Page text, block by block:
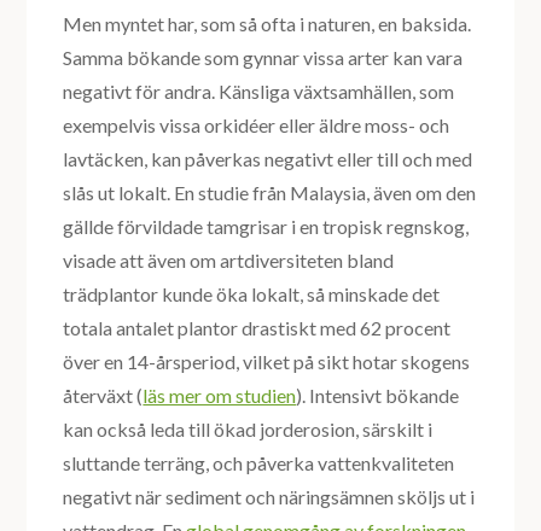
Men myntet har, som så ofta i naturen, en baksida.
Samma bökande som gynnar vissa arter kan vara
negativt för andra. Känsliga växtsamhällen, som
exempelvis vissa orkidéer eller äldre moss- och
lavtäcken, kan påverkas negativt eller till och med
slås ut lokalt. En studie från Malaysia, även om den
gällde förvildade tamgrisar i en tropisk regnskog,
visade att även om artdiversiteten bland
trädplantor kunde öka lokalt, så minskade det
totala antalet plantor drastiskt med 62 procent
över en 14-årsperiod, vilket på sikt hotar skogens
återväxt (läs mer om studien). Intensivt bökande
kan också leda till ökad jorderosion, särskilt i
sluttande terräng, och påverka vattenkvaliteten
negativt när sediment och näringsämnen sköljs ut i